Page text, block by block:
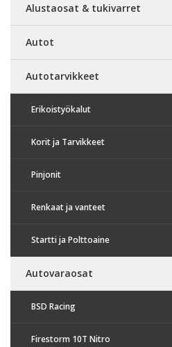
Alustaosat & tukivarret
Autot
Autotarvikkeet
Erikoistyökalut
Korit ja Tarvikkeet
Pinjonit
Renkaat ja vanteet
Startti ja Polttoaine
Autovaraosat
BSD Racing
Firestorm 10T Nitro